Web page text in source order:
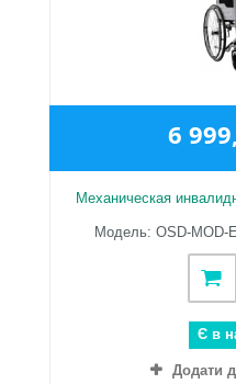
6
Механическая
Модель: OSD-MOD-
Є в
Додати